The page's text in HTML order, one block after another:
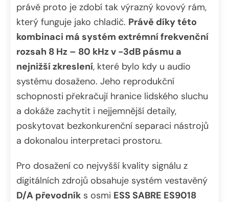
právě proto je zdobí tak výrazný kovový rám,
který funguje jako chladič. Právě díky této
kombinaci má systém extrémní frekvenční
rozsah 8 Hz – 80 kHz v -3dB pásmu a
nejnižší zkreslení, které bylo kdy u audio
systému dosaženo. Jeho reprodukční
schopnosti překračují hranice lidského sluchu
a dokáže zachytit i nejjemnější detaily,
poskytovat bezkonkurenční separaci nástrojů
a dokonalou interpretaci prostoru.
Pro dosažení co nejvyšší kvality signálu z
digitálních zdrojů obsahuje systém vestavěný
D/A převodník s osmi ESS SABRE ES9018